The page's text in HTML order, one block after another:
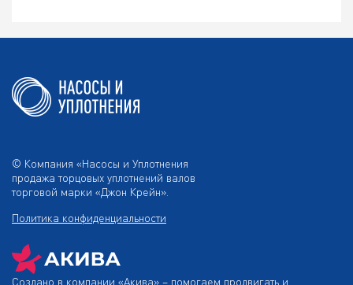
© Компания «Насосы и Уплотнения
продажа торцовых уплотнений валов
торговой марки «Джон Крейн».
Политика конфиденциальности
Создано в компании «Акива» – помогаем продвигать и